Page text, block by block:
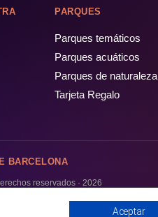
PARQUES
Parques temáticos
Parques acuáticos
Parques de naturaleza
Tarjeta Regalo
BARCELONA
reservados · 2026
Aceptar